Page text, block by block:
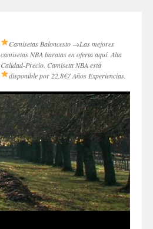
Camisetas Baloncesto →Las mejores
camisetas NBA baratas en oferta aquí. Alta
Calidad-Precio. Camiseta NBA está
disponible por 22,8€7 Años Experiencias.